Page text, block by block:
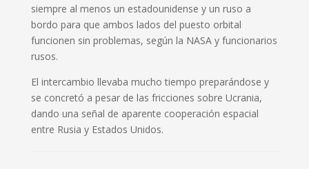
siempre al menos un estadounidense y un ruso a
bordo para que ambos lados del puesto orbital
funcionen sin problemas, según la NASA y funcionarios
rusos.
El intercambio llevaba mucho tiempo preparándose y
se concretó a pesar de las fricciones sobre Ucrania,
dando una señal de aparente cooperación espacial
entre Rusia y Estados Unidos.